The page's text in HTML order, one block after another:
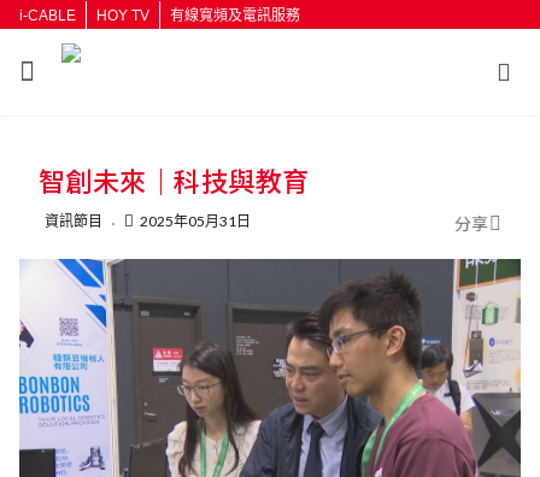
i-CABLE HOY TV 有線寬頻及電訊服務
按輸入鍵開始搜尋
智創未來｜科技與教育
資訊節目 2025年05月31日 分享